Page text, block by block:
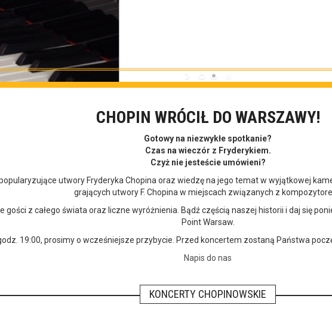
CHOPIN WRÓCIŁ DO WARSZAWY!
Gotowy na niezwykłe spotkanie?
Czas na wieczór z Fryderykiem.
Czyż nie jesteście umówieni?
utwory Fryderyka Chopina oraz wiedzę na jego temat w wyjątkowej
grających utwory F. Chopina w miejscach związanych z
gości z całego świata oraz liczne wyróżnienia. Bądź częścią naszej historii i daj się
Point Warsaw.
19:00, prosimy o wcześniejsze przybycie. Przed koncertem zostaną Państwa
Napis do nas
KONCERTY CHOPINOWSKIE